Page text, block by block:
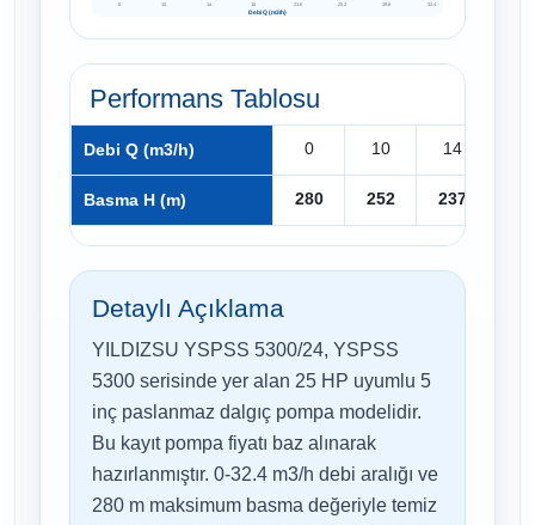
10 14 18 21.6 25.2 28.8 32.4
Debi Q (m3/h)
Performans Tablosu
Debi Q (m3/h) 0 10 14
Basma H (m) 280 252 237
Detaylı Açıklama
YILDIZSU YSPSS 5300/24, YSPSS
5300 serisinde yer alan 25 HP uyumlu 5
inç paslanmaz dalgıç pompa modelidir.
Bu kayıt pompa fiyatı baz alınarak
hazırlanmıştır. 0-32.4 m3/h debi aralığı ve
280 m maksimum basma değeriyle temiz